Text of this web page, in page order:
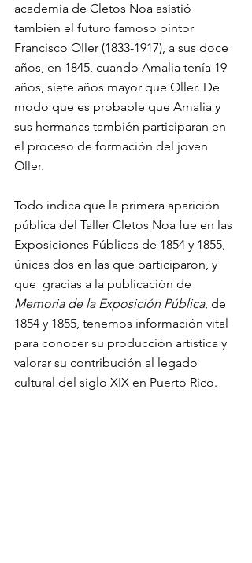
academia de Cletos Noa asistió
también el futuro famoso pintor
Francisco Oller (1833-1917), a sus doce
años, en 1845, cuando Amalia tenía 19
años, siete años mayor que Oller. De
modo que es probable que Amalia y
sus hermanas también participaran en
el proceso de formación del joven
Oller.
Todo indica que la primera aparición
pública del Taller Cletos Noa fue en las
Exposiciones Públicas de 1854 y 1855,
únicas dos en las que participaron, y
que  gracias a la publicación de
Memoria de la Exposición Pública, de
1854 y 1855, tenemos información vital
para conocer su producción artística y
valorar su contribución al legado
cultural del siglo XIX en Puerto Rico.